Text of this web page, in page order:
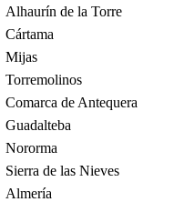
Alhaurín de la Torre
Cártama
Mijas
Torremolinos
Comarca de Antequera
Guadalteba
Nororma
Sierra de las Nieves
Almería